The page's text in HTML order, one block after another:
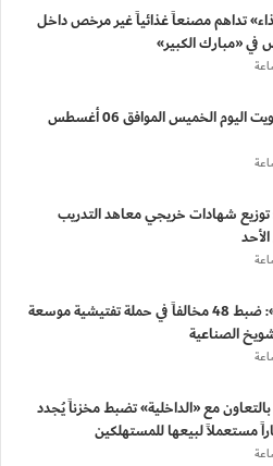
تداهم مصنعاً غذائياً غير مرخص داخل
«مبارك الكبير»
وفيات الكويت اليوم الخميس الموافق 06 أغسطس
توزيع شهادات خريجي معاهد التدريب
«الداخلية»: ضبط 48 مخالفاً في حملة تفتيشية موسعة
الصناعية
بالتعاون مع «الداخلية» تضبط مخزناً يُجدد